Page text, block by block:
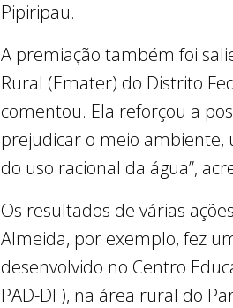
Pipiripau.
A premiação também foi
Rural (Emater) do Distrito
comentou. Ela reforçou a
prejudicar o meio ambiente,
do uso racional da água”,
Os resultados de várias
Almeida, por exemplo, fez
desenvolvido no Centro
PAD-DF), na área rural do